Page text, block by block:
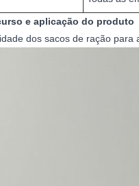
e aplicação do produto
dos sacos de ração para